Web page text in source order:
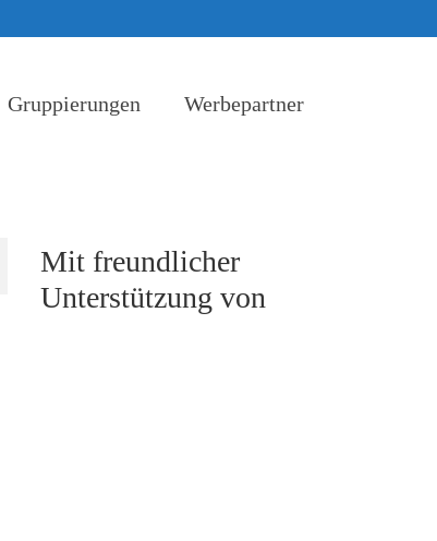
Gruppierungen Werbepartner
Mit freundlicher
Unterstützung von